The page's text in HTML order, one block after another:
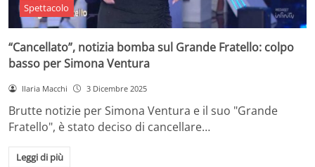
Spettacolo
“Cancellato”, notizia bomba sul Grande Fratello: colpo
basso per Simona Ventura
Ilaria Macchi 3 Dicembre 2025
Brutte notizie per Simona Ventura e il suo "Grande
Fratello", è stato deciso di cancellare…
Leggi di più